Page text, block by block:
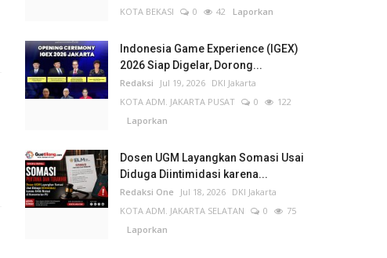
KOTA BEKASI
0 42 Laporkan
Indonesia Game Experience (IGEX)
2026 Siap Digelar, Dorong...
Redaksi Jul 19, 2026 DKI Jakarta
KOTA ADM. JAKARTA PUSAT
0
122
Laporkan
Dosen UGM Layangkan Somasi Usai
Diduga Diintimidasi karena...
Redaksi One Jul 18, 2026 DKI Jakarta
KOTA ADM. JAKARTA SELATAN
0
75
Laporkan